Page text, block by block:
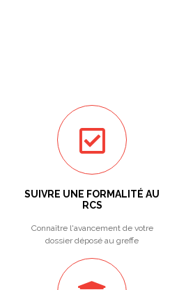
SUIVRE UNE FORMALITÉ AU
RCS
Connaître l'avancement de votre
dossier déposé au greffe